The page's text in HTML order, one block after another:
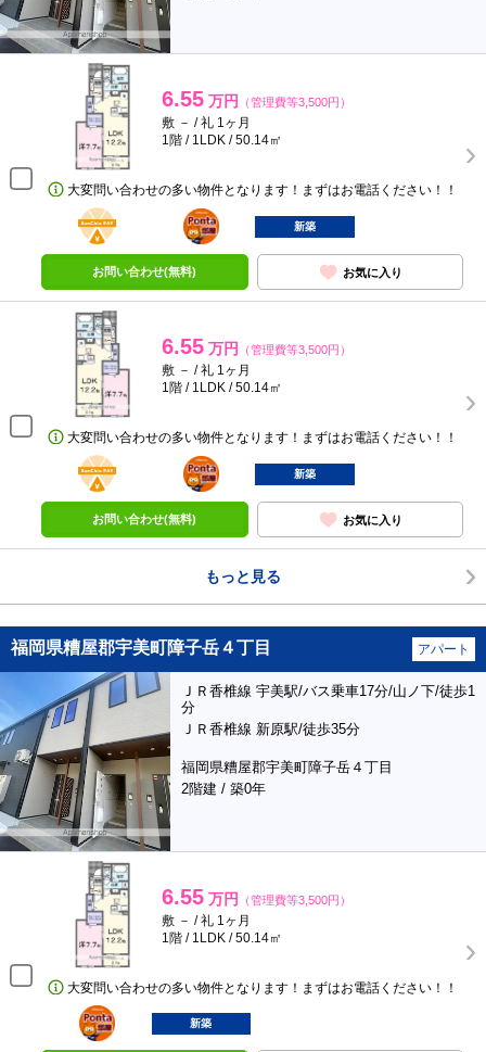
6.55 万円 （管理費等3,500円）
敷 － / 礼 1ヶ月
1階 / 1LDK / 50.14㎡
大変問い合わせの多い物件となります！まずはお電話ください！！
BunChinPAY
ポンタ
部屋
新築
お問い合わせ(無料) お気に入り
6.55 万円 （管理費等3,500円）
敷 － / 礼 1ヶ月
1階 / 1LDK / 50.14㎡
大変問い合わせの多い物件となります！まずはお電話ください！！
BunChinPAY
ポンタ
部屋
新築
お問い合わせ(無料) お気に入り
もっと見る
福岡県糟屋郡宇美町障子岳４丁目 アパート
ＪＲ香椎線 宇美駅/バス乗車17分/山ノ下/徒歩1
分
ＪＲ香椎線 新原駅/徒歩35分
福岡県糟屋郡宇美町障子岳４丁目
2階建 / 築0年
6.55 万円 （管理費等3,500円）
敷 － / 礼 1ヶ月
1階 / 1LDK / 50.14㎡
大変問い合わせの多い物件となります！まずはお電話ください！！
ポンタ
部屋
新築